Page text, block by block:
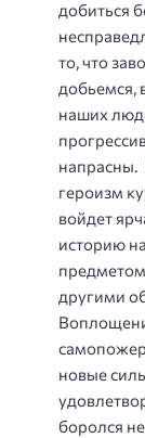
добиться
то, что
добьемся,
наших
напрасны.
героизм
войдет
историю
предметом
другими
новые
боролся